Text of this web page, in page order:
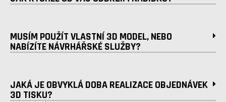
MUSÍM POUŽÍT VLASTNÍ 3D MODEL, NEBO
NABÍZÍTE NÁVRHÁŘSKÉ SLUŽBY?
JAKÁ JE OBVYKLÁ DOBA REALIZACE OBJEDNÁVEK
3D TISKU?